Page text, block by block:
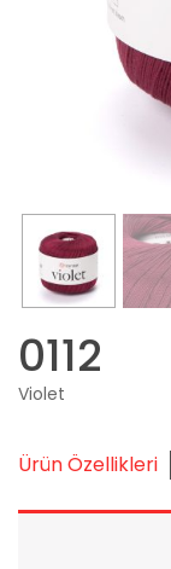
0112
Violet
Ürün Özellikleri